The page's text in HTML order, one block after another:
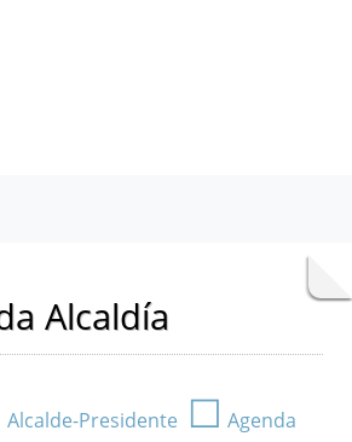
Alcaldía
Alcalde-Presidente ☐ Agenda